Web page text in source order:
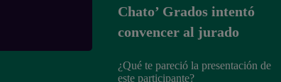
Chato’ Grados intentó
convencer al jurado
¿Qué te pareció la presentación de
este participante?